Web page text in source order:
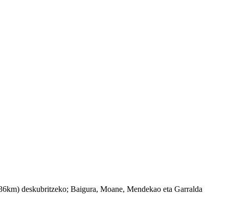
deskubritzeko; Baigura, Moane, Mendekao eta Garralda